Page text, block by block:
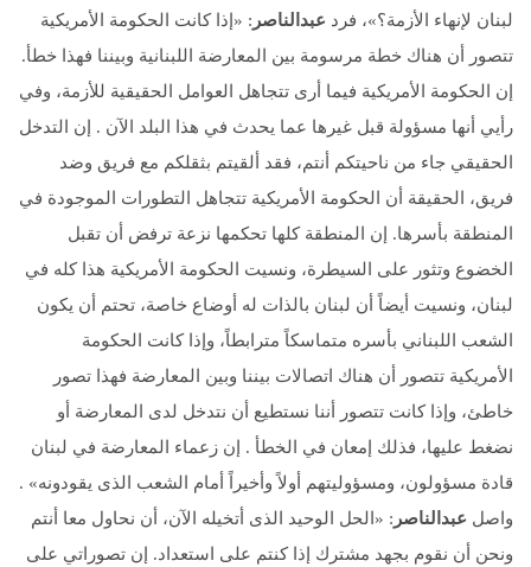
لبنان لإنهاء الأزمة؟»، فرد عبدالناصر : «إذا كانت الحكومة الأمريكية
تتصور أن هناك خطة مرسومة بين المعارضة اللبنانية وبيننا فهذا خطأ.
إن الحكومة الأمريكية فيما أرى تتجاهل العوامل الحقيقية للأزمة، وفي
رأيي أنها مسؤولة قبل غيرها عما يحدث في هذا البلد الآن . إن التدخل
الحقيقي جاء من ناحيتكم أنتم، فقد ألقيتم بثقلكم مع فريق وضد
فريق، الحقيقة أن الحكومة الأمريكية تتجاهل التطورات الموجودة في
المنطقة بأسرها. إن المنطقة كلها تحكمها نزعة ترفض أن تقبل
الخضوع وتثور على السيطرة، ونسيت الحكومة الأمريكية هذا كله في
لبنان، ونسيت أيضاً أن لبنان بالذات له أوضاع خاصة، تحتم أن يكون
الشعب اللبناني بأسره متماسكاً مترابطاً، وإذا كانت الحكومة
الأمريكية تتصور أن هناك اتصالات بيننا وبين المعارضة فهذا تصور
خاطئ، وإذا كانت تتصور أننا نستطيع أن نتدخل لدى المعارضة أو
نضغط عليها، فذلك إمعان في الخطأ . إن زعماء المعارضة في لبنان
قادة مسؤولون، ومسؤوليتهم أولاً وأخيراً أمام الشعب الذى يقودونه» .
واصل عبدالناصر : «الحل الوحيد الذى أتخيله الآن، أن نحاول معا أنتم
ونحن أن نقوم بجهد مشترك إذا كنتم على استعداد. إن تصوراتي على